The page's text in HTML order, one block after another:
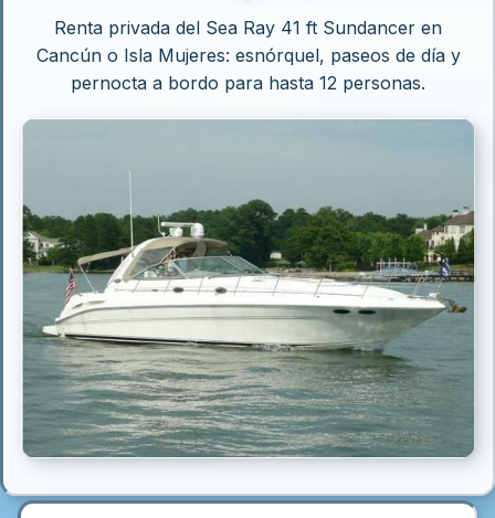
Renta privada del Sea Ray 41 ft Sundancer en
Cancún o Isla Mujeres: esnórquel, paseos de día y
pernocta a bordo para hasta 12 personas.